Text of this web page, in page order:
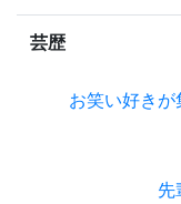
芸歴
お笑い好き
先